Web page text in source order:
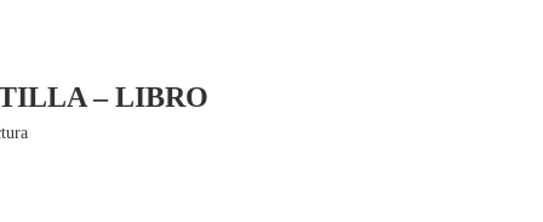
– LIBRO